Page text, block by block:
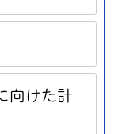
向けた計